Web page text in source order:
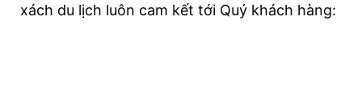
xách du lịch luôn cam kết tới Quý khách hàng: